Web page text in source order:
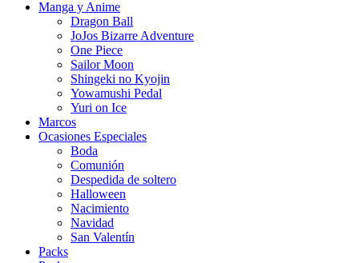
Manga y Anime
Dragon Ball
JoJos Bizarre Adventure
One Piece
Sailor Moon
Shingeki no Kyojin
Yowamushi Pedal
Yuri on Ice
Marcos
Ocasiones Especiales
Boda
Comunión
Despedida de soltero
Halloween
Nacimiento
Navidad
San Valentín
Packs